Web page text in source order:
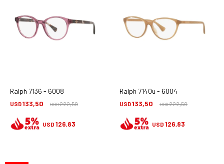
Ralph 7136 - 6008
USD133,50 USD222,50
USD 126,83
Ralph 7140u - 6004
USD133,50 USD222,50
USD 126,83